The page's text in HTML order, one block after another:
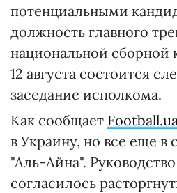
потенциальными
должность главного
национальной
12 августа состоится
заседание исполкома.
Как сообщает
в Украину, но все еще в
"Аль-Айна".
согласилось